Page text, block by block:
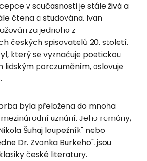
v současnosti je stále živá a
čtena a studována. Ivan
za jednoho z
českých spisovatelů 20. století.
který se vyznačuje poetickou
lidským porozuměním, oslovuje
byla přeložena do mnoha
uznání. Jeho romány,
Šuhaj loupežník" nebo
Dr. Zvonka Burkeho", jsou
české literatury.